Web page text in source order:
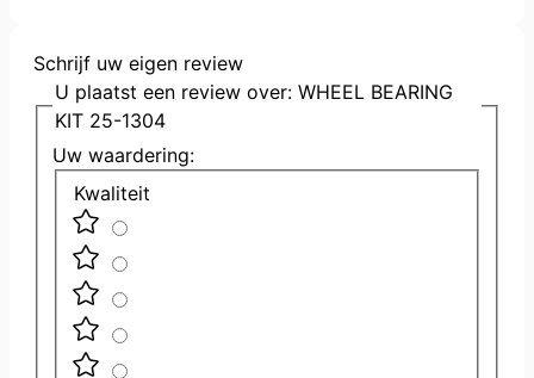
Schrijf uw eigen review
U plaatst een review over: WHEEL BEARING
KIT 25-1304
Uw waardering:
Kwaliteit